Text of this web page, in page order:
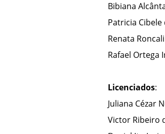
Bibiana
Patricia Cibele
Renata
Rafael Ortega
Licenciados:
Juliana Cézar
Victor Ribeiro